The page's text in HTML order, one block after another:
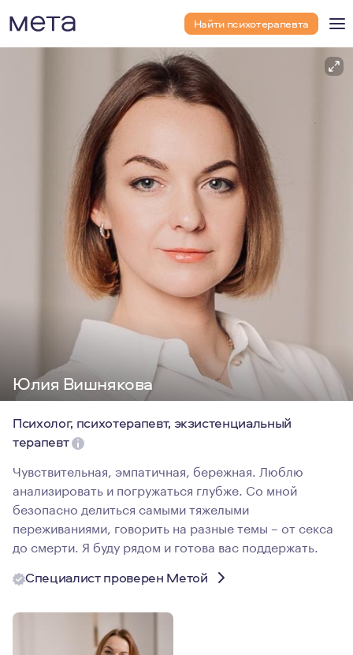
Найти психотерапевта
Юлия Вишнякова
Психолог, психотерапевт, экзистенциальный
терапевт
Чувствительная, эмпатичная, бережная. Люблю
анализировать и погружаться глубже. Со мной
безопасно делиться самыми тяжелыми
переживаниями, говорить на разные темы – от секса
до смерти. Я буду рядом и готова вас поддержать.
Специалист проверен Метой